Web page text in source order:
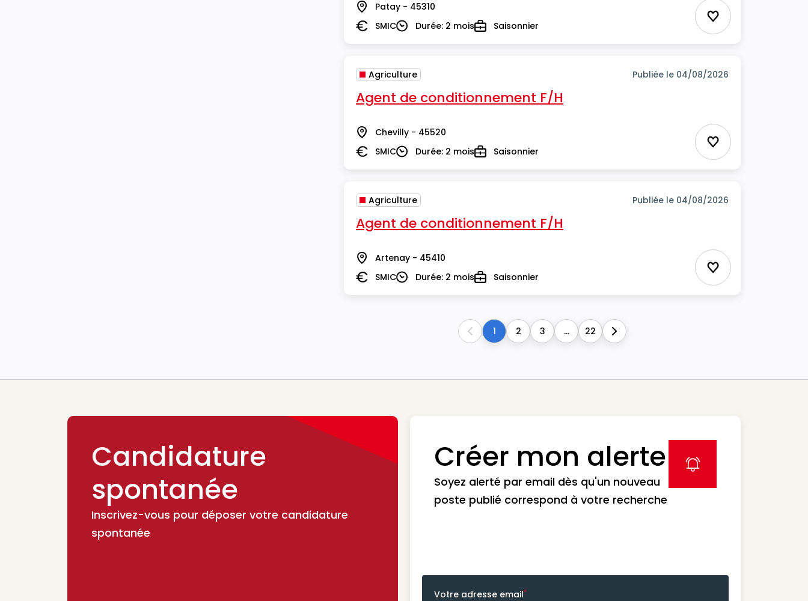
Lieu Patay - 45310
Salaire
SMICDuréeDurée: 2 moisTypeSaisonnier Ajouter aux
Agriculture Publiée le 04/08/2026
Agent de conditionnement F/H
Lieu Chevilly - 45520
Salaire
SMICDuréeDurée: 2 moisTypeSaisonnier Ajouter aux
Agriculture Publiée le 04/08/2026
Agent de conditionnement F/H
Lieu Artenay - 45410
Salaire
SMICDuréeDurée: 2 moisTypeSaisonnier Ajouter aux
Previous
1 2 3 ... 22 Next
Candidature
spontanée
Inscrivez-vous pour déposer votre candidature
spontanée
Créer mon alerte
Soyez alerté par email dès qu'un nouveau
poste publié correspond à votre recherche
label icon
Votre adresse email*